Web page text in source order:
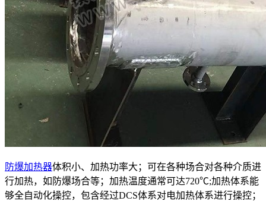
防爆加热器体积小、加热功率大；可在各种场合对各种介质进
行加热，如防爆场合等；加热温度通常可达720℃;加热体系能
够全自动化操控，包含经过DCS体系对电加热体系进行操控；